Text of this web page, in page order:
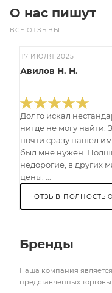
О нас пишут
ВСЕ ОТЗЫВЫ
17 ИЮЛЯ 2025
Авилов Н. Н.
Долго искал
нигде не могу найти.
почти сразу нашел
был мне нужен.
недорогие, в других
цены. ...
ОТЗЫВ ПОЛНОСТЬЮ
Бренды
Наша компания
представленных